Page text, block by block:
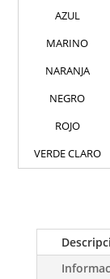
AZUL
MARINO
NARANJA
NEGRO
ROJO
VERDE CLARO